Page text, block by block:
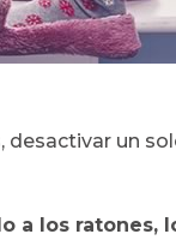
desactivar un
a los ratones,